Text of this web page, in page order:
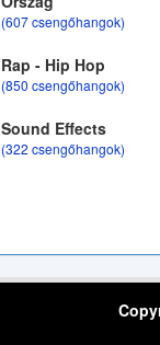
(607 csengőhangok)
Rap - Hip Hop
(850 csengőhangok)
Sound Effects
(322 csengőhangok)